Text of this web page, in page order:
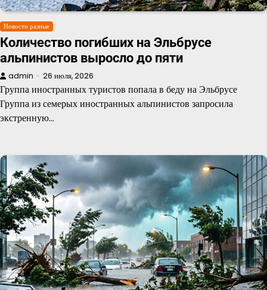
Новости разные
Количество погибших на Эльбрусе
альпинистов выросло до пяти
admin 26 июля, 2026
Группа иностранных туристов попала в беду на Эльбрусе
Группа из семерых иностранных альпинистов запросила
экстренную…